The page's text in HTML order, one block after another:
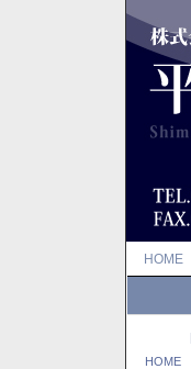
HOME
HOME